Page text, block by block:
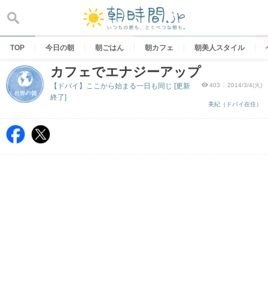
content
TOP 今日の朝 朝ごはん 朝カフェ 朝美人スタイル
カフェでエナジーアップ
403 2014/3/4(火)
美紀（ドバイ在住）
【ドバイ】ここから始まる一日も同じ [更新
終了]